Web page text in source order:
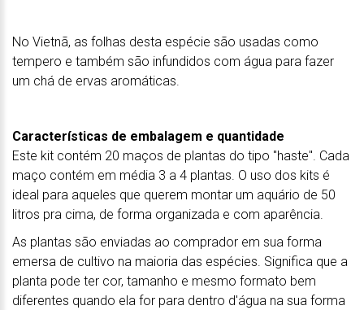
No Vietnã, as folhas desta espécie são usadas como
tempero e também são infundidos com água para fazer
um chá de ervas aromáticas.
Características de embalagem e quantidade
Este kit contém 20 maços de plantas do tipo "haste". Cada
maço contém em média 3 a 4 plantas. O uso dos kits é
ideal para aqueles que querem montar um aquário de 50
litros pra cima, de forma organizada e com aparência.
As plantas são enviadas ao comprador em sua forma
emersa de cultivo na maioria das espécies. Significa que a
planta pode ter cor, tamanho e mesmo formato bem
diferentes quando ela for para dentro d'água na sua forma